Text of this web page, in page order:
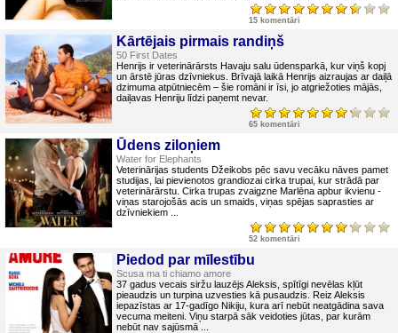
15 komentāri
Kārtējais pirmais randiņš
50 First Dates
Henrijs ir veterinārārsts Havaju salu ūdensparkā, kur viņš kopj
un ārstē jūras dzīvniekus. Brīvajā laikā Henrijs aizraujas ar daiļā
dzimuma atpūtniecēm – šie romāni ir īsi, jo atgriežoties mājās,
daiļavas Henriju līdzi paņemt nevar.
65 komentāri
Ūdens ziloņiem
Water for Elephants
Veterinārijas students Džeikobs pēc savu vecāku nāves pamet
studijas, lai pievienotos grandiozai cirka trupai, kur strādā par
veterinārārstu. Cirka trupas zvaigzne Marlēna apbur ikvienu -
viņas starojošās acis un smaids, viņas spējas saprasties ar
dzīvniekiem ...
52 komentāri
Piedod par mīlestību
Scusa ma ti chiamo amore
37 gadus vecais siržu lauzējs Aleksis, spītīgi nevēlas kļūt
pieaudzis un turpina uzvesties kā pusaudzis. Reiz Aleksis
iepazīstas ar 17-gadīgo Nikiju, kura arī nebūt neatgādina sava
vecuma meiteni. Viņu starpā sāk veidoties jūtas, par kurām
nebūt nav sajūsmā ...